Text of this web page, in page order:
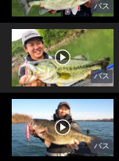
バス
バス
バス